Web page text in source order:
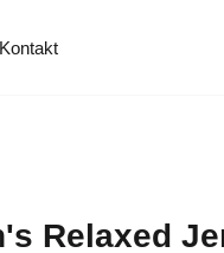
Kontakt
Relaxed